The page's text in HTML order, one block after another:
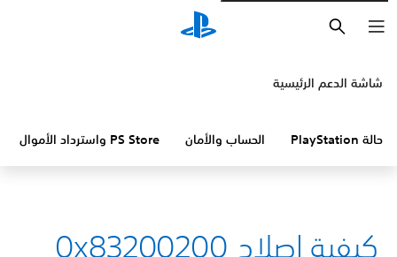
شاشة الدعم الرئيسية
حالة PlayStation الحساب والأمان PS Store واسترداد الأموال
كيفية إصلاح 0x8320 0200